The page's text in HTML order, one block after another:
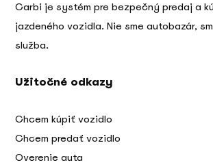
Carbi je systém pre bezpečný predaj a
jazdeného vozidla. Nie sme autobazár,
služba.
Užitočné odkazy
Chcem kúpiť vozidlo
Chcem predať vozidlo
Overenie auta